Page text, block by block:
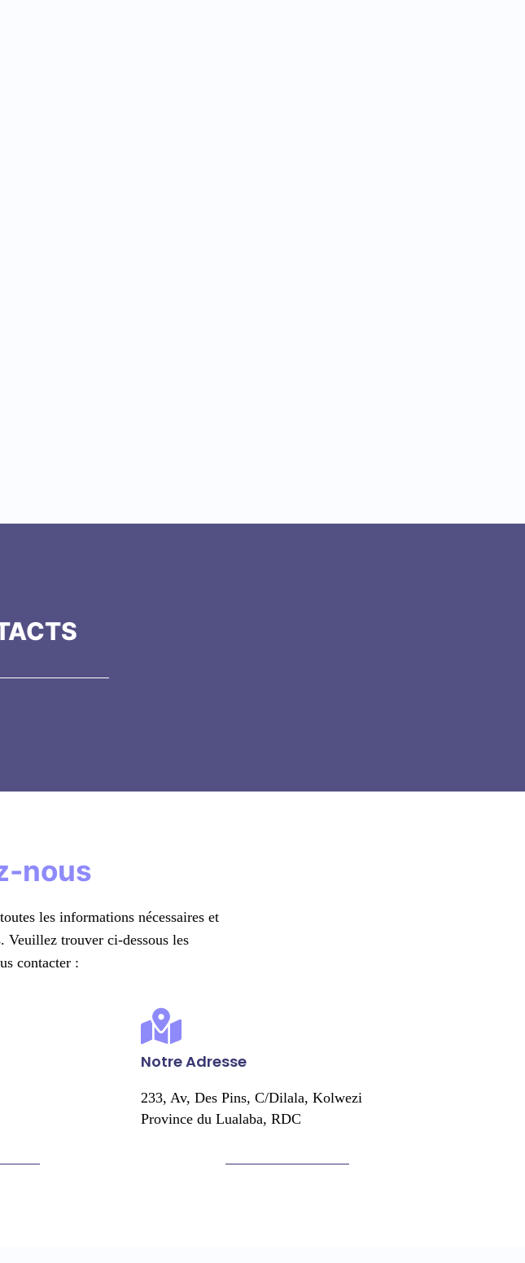
nous
les informations nécessaires et
Veuillez trouver ci-dessous les
contacter :
Notre Adresse
233, Av, Des Pins, C/Dilala, Kolwezi
Province du Lualaba, RDC